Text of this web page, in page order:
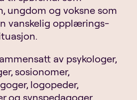
ungdom og voksne som
vanskelig opplærings-
av psykologer,
sosionomer,
logopeder,
og synspedagoger.